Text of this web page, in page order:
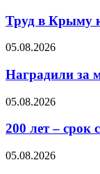
Труд в Крыму
05.08.2026
Наградили за
05.08.2026
200 лет – срок
05.08.2026